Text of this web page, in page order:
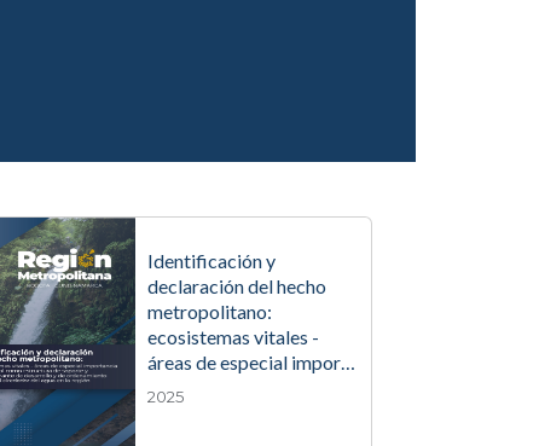
Identificación y
declaración del hecho
metropolitano:
ecosistemas vitales -
áreas de especial impor…
2025